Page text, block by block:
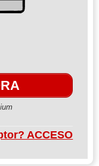
ACCESO